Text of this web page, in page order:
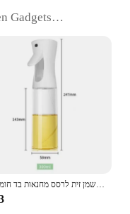
Gadgets
efficiency
clean and
all necessary
essential
to streamline your
of modernity to
שמן תרסיס בקבוק מטבח מרסס שמן זית מרסס שמן זית לרסס מחנאות בד חומץ סויה